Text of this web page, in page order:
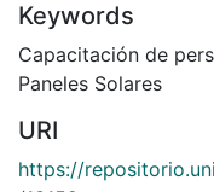
Keywords
Capacitación de
Paneles Solares
URI
https://